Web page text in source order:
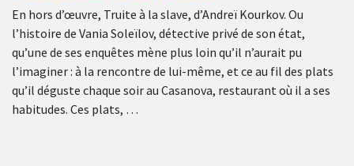
En hors d’œuvre, Truite à la slave, d’Andreï Kourkov. Ou
l’histoire de Vania Soleïlov, détective privé de son état,
qu’une de ses enquêtes mène plus loin qu’il n’aurait pu
l’imaginer : à la rencontre de lui-même, et ce au fil des plats
qu’il déguste chaque soir au Casanova, restaurant où il a ses
habitudes. Ces plats, …